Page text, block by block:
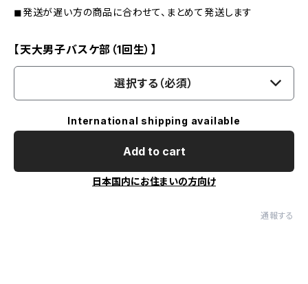
◼︎発送が遅い方の商品に合わせて、まとめて発送します
【天大男子バスケ部（1回生）】
選択する（必須）
International shipping available
Add to cart
日本国内にお住まいの方向け
通報する